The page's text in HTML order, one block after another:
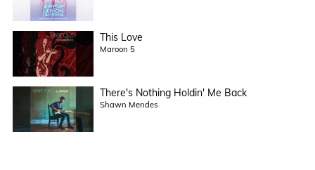
This Love
Maroon 5
There's Nothing Holdin' Me Back
Shawn Mendes